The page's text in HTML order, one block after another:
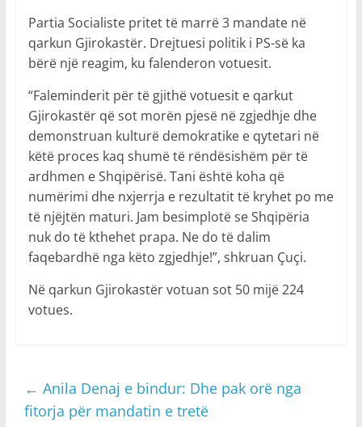
Partia Socialiste pritet të marrë 3 mandate në
qarkun Gjirokastër. Drejtuesi politik i PS-së ka
bërë një reagim, ku falenderon votuesit.
“Faleminderit për të gjithë votuesit e qarkut
Gjirokastër që sot morën pjesë në zgjedhje dhe
demonstruan kulturë demokratike e qytetari në
këtë proces kaq shumë të rëndësishëm për të
ardhmen e Shqipërisë. Tani është koha që
numërimi dhe nxjerrja e rezultatit të kryhet po me
të njëjtën maturi. Jam besimplotë se Shqipëria
nuk do të kthehet prapa. Ne do të dalim
faqebardhë nga këto zgjedhje!”, shkruan Çuçi.
Në qarkun Gjirokastër votuan sot 50 mijë 224
votues.
← Anila Denaj e bindur: Dhe pak orë nga
fitorja për mandatin e tretë